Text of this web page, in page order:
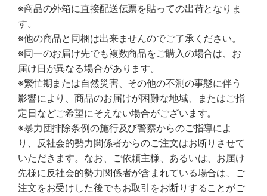
※商品の外箱に直接配送伝票を貼っての出荷となりま
す。
※他の商品と同梱は出来ませんのでご了承ください。
※同一のお届け先でも複数商品をご購入の場合は、お
届け日が異なる場合があります。
※繁忙期または自然災害、その他の不測の事態に伴う
影響により、商品のお届けが困難な地域、またはご指
定日などご希望にそえない場合がございます。
※暴力団排除条例の施行及び警察からのご指導によ
り、反社会的勢力関係者からのご注文はお断りさせて
いただきます。なお、ご依頼主様、あるいは、お届け
先様に反社会的勢力関係者が含まれている場合は、ご
注文をお受けした後でもお取引をお断りすることがご